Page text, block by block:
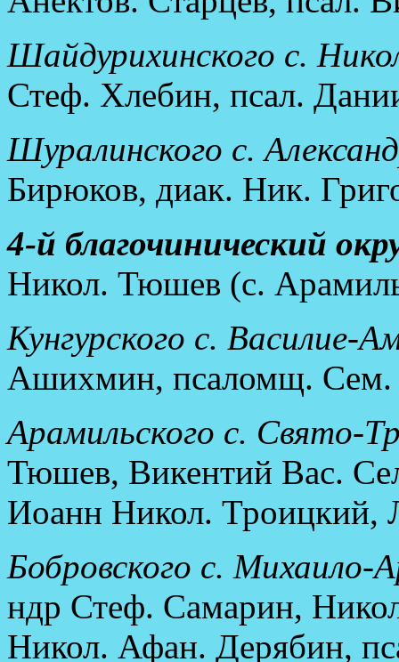
Шайдурихинского с.
Стеф. Хлебин, псал.
Шуралинского с.
Бирюков, диак. Ник.
4-й благочинический
Никол. Тюшев (с.
Кунгурского с. Василие-
Ашихмин, псаломщ.
Арамильского с. Свято-
Тюшев, Викентий Вас.
Иоанн Никол.
Бобровского с. Михаило-
ндр Стеф. Самарин,
Никол. Афан. Дерябин,